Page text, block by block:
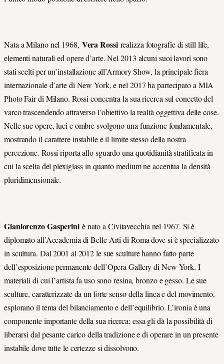
Nata a Milano nel 1968, Vera Rossirealizza fotografie di still life,
elementi naturali ed opere d’arte. Nel 2013 alcuni suoi lavori sono
stati scelti per un’installazione all’Armory Show, la principale fiera
internazionale d’arte di New York, e nel 2017 ha partecipato a MIA
Photo Fair di Milano. Rossi concentra la sua ricerca sul concetto del
varco trascendendo attraverso l’obiettivo la realtà oggettiva delle cose.
Nelle sue opere, luci e ombre svolgono una funzione fondamentale,
mostrando il carattere instabile e il limite stesso della nostra
percezione. Rossi riporta allo sguardo una quotidianità stratificata in
cui la scelta del plexiglass in quanto medium ne accentua la densità
pluridimensionale.
Gianlorenzo Gasperiniè nato a Civitavecchia nel 1967. Si è
diplomato all’Accademia di Belle Arti di Roma dove si è specializzato
in scultura. Dal 2001 al 2012 le sue sculture hanno fatto parte
dell’esposizione permanente dell’Opera Gallery di New York. I
materiali di cui l’artista fa uso sono resina, bronzo e gesso. Le sue
sculture, caratterizzate da un forte senso della linea e del movimento,
esplorano il tema del bilanciamento e dell’equilibrio. L’ironia è una
componente importante della sua ricerca: essa gli dà la possibilità di
liberarsi dal pesante carico della tradizione e di operare in un presente
instabile dove tutte le certezze si dissolvono.